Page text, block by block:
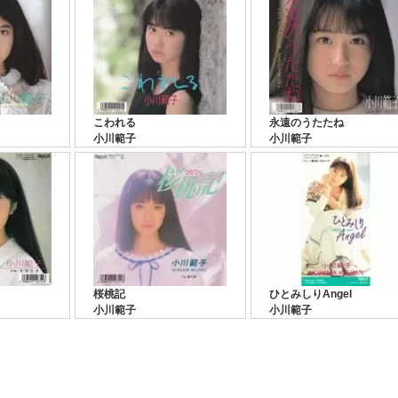
こわれる
小川範子
永遠のうたたね
小川範子
桜桃記
小川範子
ひとみしりAngel
小川範子